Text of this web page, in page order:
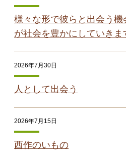
様々な形で彼らと出会う
が社会を豊かにしていきま
2026年7月30日
人として出会う
2026年7月15日
西作のいもの